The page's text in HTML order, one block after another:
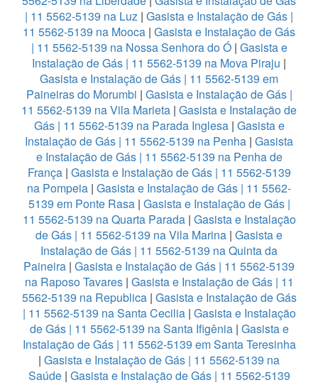
| 11 5562-5139 na Luz | Gasista e Instalação de Gás |
11 5562-5139 na Mooca | Gasista e Instalação de Gás
| 11 5562-5139 na Nossa Senhora do Ó| Gasista e
Instalação de Gás | 11 5562-5139 na Mova Piraju |
Gasista e Instalação de Gás | 11 5562-5139 em
Paineiras do Morumbi | Gasista e Instalação de Gás |
11 5562-5139 na Vila Marieta | Gasista e Instalação de
Gás | 11 5562-5139 na Parada Inglesa | Gasista e
Instalação de Gás | 11 5562-5139 na Penha | Gasista
e Instalação de Gás | 11 5562-5139 na Penha de
França | Gasista e Instalação de Gás | 11 5562-5139
na Pompeia | Gasista e Instalação de Gás | 11 5562-
5139 em Ponte Rasa| Gasista e Instalação de Gás |
11 5562-5139 na Quarta Parada| Gasista e Instalação
de Gás | 11 5562-5139 na Vila Marina | Gasista e
Instalação de Gás | 11 5562-5139 na Quinta da
Paineira | Gasista e Instalação de Gás | 11 5562-5139
na Raposo Tavares| Gasista e Instalação de Gás | 11
5562-5139 na Republica| Gasista e Instalação de Gás
| 11 5562-5139 na Santa Cecilia| Gasista e Instalação
de Gás | 11 5562-5139 na Santa Ifigênia | Gasista e
Instalação de Gás | 11 5562-5139 em Santa Teresinha
| Gasista e Instalação de Gás | 11 5562-5139 na
Saúde| Gasista e Instalação de Gás | 11 5562-5139